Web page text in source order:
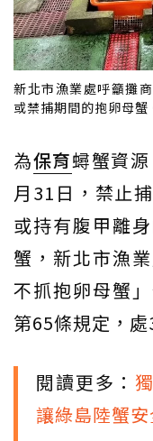
新北市漁業處呼籲攤
或禁捕期間的抱卵母
為保育蟳蟹資
月31日，禁止
或持有腹甲離
蟹，新北市漁
不抓抱卵母蟹
第65條規定，
閱讀更多：
讓綠島陸蟹